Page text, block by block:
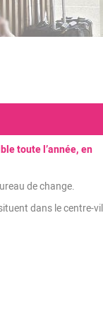
toute l’année, en
de change.
dans le centre-